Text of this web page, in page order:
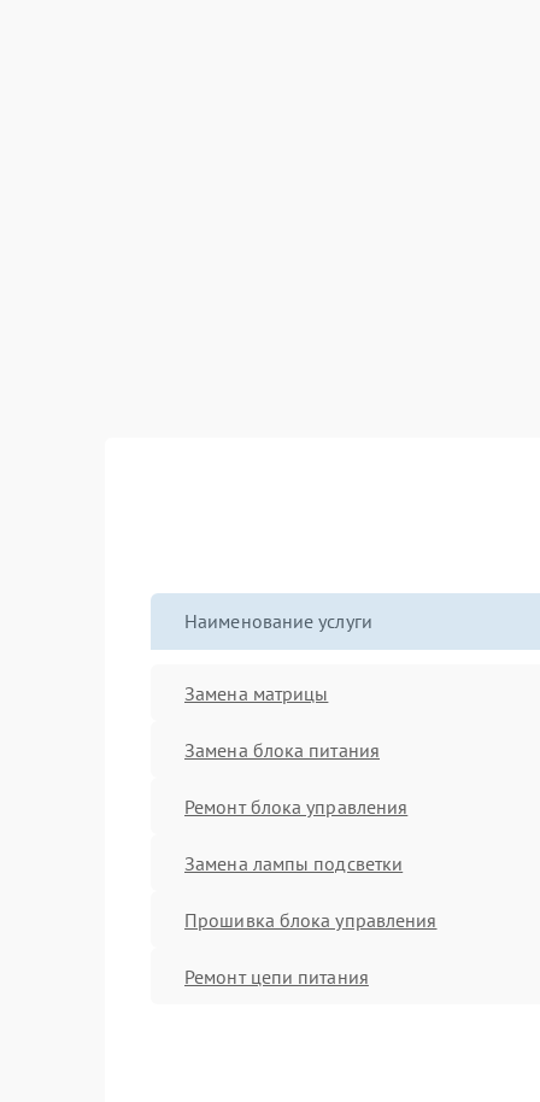
Наименование услуги
Замена матрицы
Замена блока питания
Ремонт блока управления
Замена лампы подсветки
Прошивка блока управления
Ремонт цепи питания